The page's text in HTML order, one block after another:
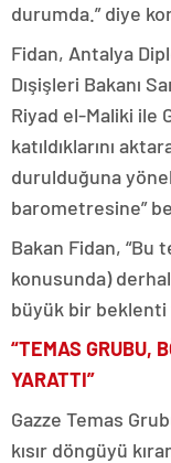
durumda.” diye
Fidan, Antalya
Dışişleri Bakanı
Riyad el-Maliki ile
katıldıklarını
durulduğuna
barometresine”
Bakan Fidan, “Bu
konusunda)
büyük bir beklenti
“TEMAS GRUBU,
YARATTI”
Gazze Temas
kısır döngüyü